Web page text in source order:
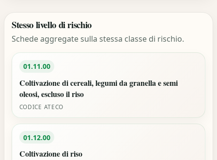
Stesso livello di rischio
Schede aggregate sulla stessa classe di rischio.
01.11.00
Coltivazione di cereali, legumi da granella e semi
oleosi, escluso il riso
CODICE ATECO
01.12.00
Coltivazione di riso